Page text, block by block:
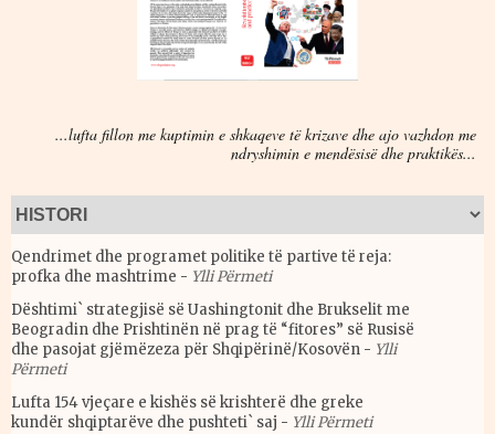
...lufta fillon me kuptimin e shkaqeve të krizave dhe ajo vazhdon me
ndryshimin e mendësisë dhe praktikës...
Qendrimet dhe programet politike të partive të reja:
profka dhe mashtrime - Ylli Përmeti
Dështimi` strategjisë së Uashingtonit dhe Brukselit me
Beogradin dhe Prishtinën në prag të “fitores” së Rusisë
dhe pasojat gjëmëzeza për Shqipërinë/Kosovën - Ylli
Përmeti
Lufta 154 vjeçare e kishës së krishterë dhe greke
kundër shqiptarëve dhe pushteti` saj - Ylli Përmeti